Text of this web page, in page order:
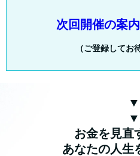
次回開催の案
（ご登録してお
▼
▼
お金を見直
あなたの人生